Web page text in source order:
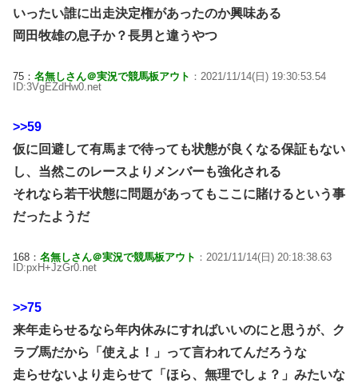
いったい誰に出走決定権があったのか興味ある
岡田牧雄の息子か？長男と違うやつ
75： 名無しさん＠実況で競馬板アウト ：2021/11/14(日) 19:30:53.54
ID:3VgEZdHw0.net
>>59
仮に回避して有馬まで待っても状態が良くなる保証もない
し、当然このレースよりメンバーも強化される
それなら若干状態に問題があってもここに賭けるという事
だったようだ
168： 名無しさん＠実況で競馬板アウト ：2021/11/14(日) 20:18:38.63
ID:pxH+JzGr0.net
>>75
来年走らせるなら年内休みにすればいいのにと思うが、ク
ラブ馬だから「使えよ！」って言われてんだろうな
走らせないより走らせて「ほら、無理でしょ？」みたいな